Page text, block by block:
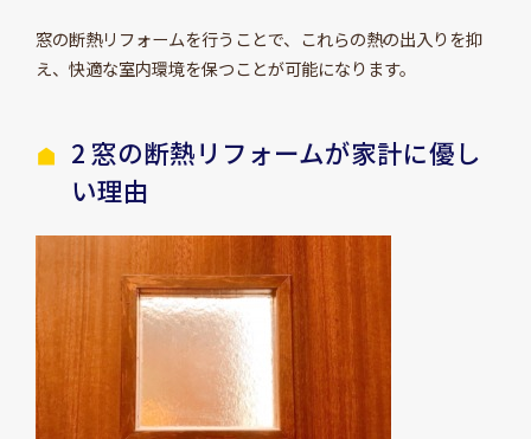
窓の断熱リフォームを行うことで、これらの熱の出入りを抑
え、快適な室内環境を保つことが可能になります。
2 窓の断熱リフォームが家計に優し
い理由